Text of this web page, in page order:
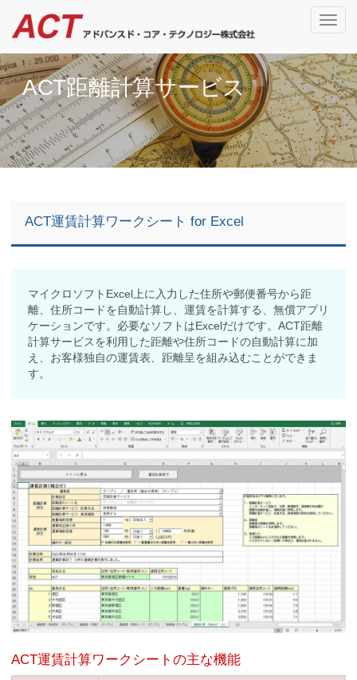
ナ
ビ
ー
シ
ョ
ン
の
切
替
ACT距離計算サービス
ACT運賃計算ワークシート for Excel
マイクロソフトExcel上に入力した住所や郵便番号から距
離、住所コードを自動計算し、運賃を計算する、無償アプリ
ケーションです。必要なソフトはExcelだけです。ACT距離
計算サービスを利用した距離や住所コードの自動計算に加
え、お客様独自の運賃表、距離呈を組み込むことができま
す。
ACT運賃計算ワークシートの主な機能